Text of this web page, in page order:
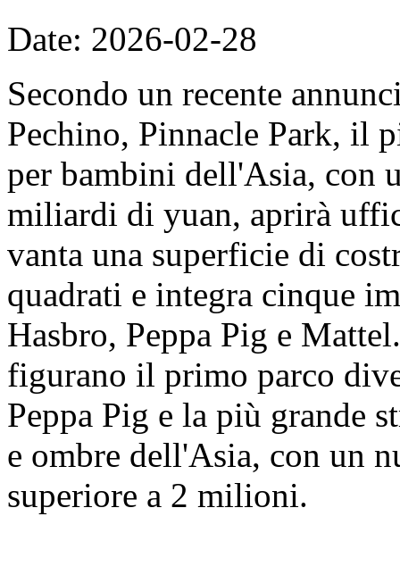
Date: 2026-02-28
Secondo un recente
Pechino, Pinnacle Park, il
per bambini dell'Asia, con
miliardi di yuan, aprirà
vanta una superficie di
quadrati e integra cinque
Hasbro, Peppa Pig e
figurano il primo parco
Peppa Pig e la più grande
e ombre dell'Asia, con un
superiore a 2 milioni.